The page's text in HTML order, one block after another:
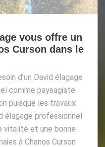
vous offre un
Curson dans le
d’un David élagage
comme paysagiste
puisque les travaux
élagage professionnel
vitalité et une bonne
à Chanos Curson